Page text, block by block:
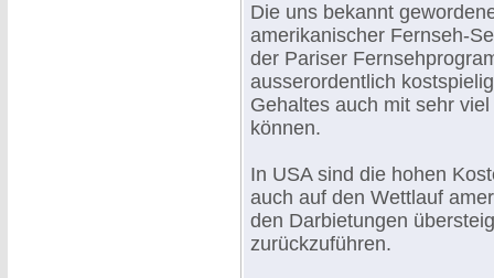
Die uns bekannt
amerikanischer Fernseh-
der Pariser
ausserordentlich
Gehaltes auch mit sehr
können.
In USA sind die hohen
auch auf den Wettlauf
den Darbietungen
zurückzuführen.